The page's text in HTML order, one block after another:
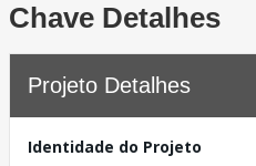
Chave Detalhes
Projeto Detalhes
Identidade do Projeto